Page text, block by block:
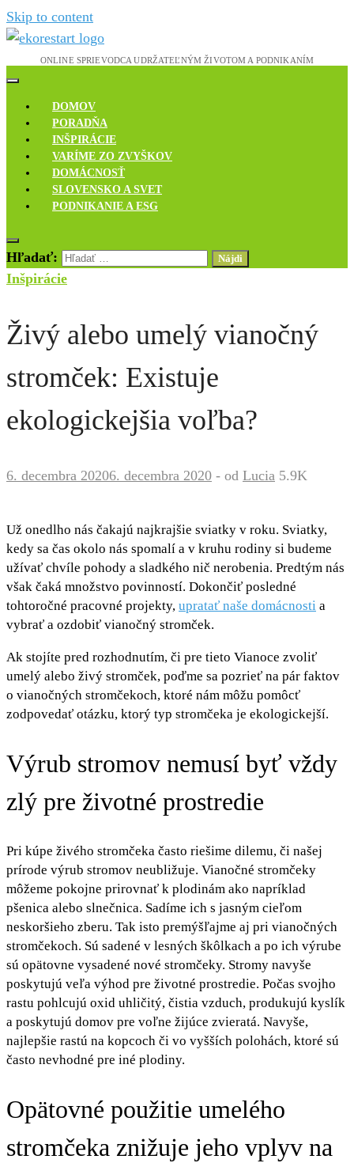
Skip to content
Ekoreštart
Novinky, rozhovory a inšpirácie
DOMOV
PORADŇA
INŠPIRÁCIE
VARÍME ZO ZVYŠKOV
DOMÁCNOSŤ
SLOVENSKO A SVET
PODNIKANIE A ESG
Hľadať:
Inšpirácie
Živý alebo umelý vianočný
stromček: Existuje
ekologickejšia voľba?
6. decembra 20206. decembra 2020 - od Lucia 5.9K
Už onedlho nás čakajú najkrajšie sviatky v roku. Sviatky,
kedy sa čas okolo nás spomalí a v kruhu rodiny si budeme
užívať chvíle pohody a sladkého nič nerobenia. Predtým nás
však čaká množstvo povinností. Dokončiť posledné
tohtoročné pracovné projekty, upratať naše domácnosti a
vybrať a ozdobiť vianočný stromček.
Ak stojíte pred rozhodnutím, či pre tieto Vianoce zvoliť
umelý alebo živý stromček, poďme sa pozrieť na pár faktov
o vianočných stromčekoch, ktoré nám môžu pomôcť
zodpovedať otázku, ktorý typ stromčeka je ekologickejší.
Výrub stromov nemusí byť vždy
zlý pre životné prostredie
Pri kúpe živého stromčeka často riešime dilemu, či našej
prírode výrub stromov neubližuje. Vianočné stromčeky
môžeme pokojne prirovnať k plodinám ako napríklad
pšenica alebo slnečnica. Sadíme ich s jasným cieľom
neskoršieho zberu. Tak isto premýšľajme aj pri vianočných
stromčekoch. Sú sadené v lesných škôlkach a po ich výrube
sú opätovne vysadené nové stromčeky. Stromy navyše
poskytujú veľa výhod pre životné prostredie. Počas svojho
rastu pohlcujú oxid uhličitý, čistia vzduch, produkujú kyslík
a poskytujú domov pre voľne žijúce zvieratá. Navyše,
najlepšie rastú na kopcoch či vo vyšších polohách, ktoré sú
často nevhodné pre iné plodiny.
Opätovné použitie umelého
stromčeka znižuje jeho vplyv na